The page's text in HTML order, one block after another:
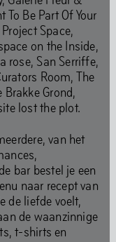
zijn voor
Je vindt onze
door het jaar
De permanente
To Be Part Of Your
Space,
on the Inside,
rose, San Serriffe,
Room, The
Grond,
lost the plot.
van het
bar bestel je een
naar recept van
de liefde voelt,
de waanzinnige
t-shirts en